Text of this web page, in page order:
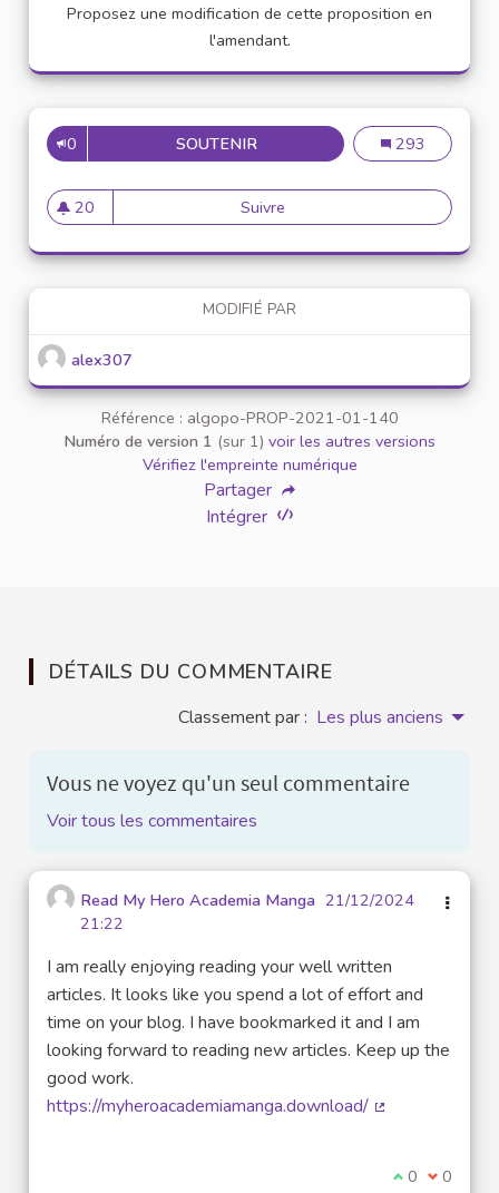
Proposez une modification de cette proposition en
l'amendant.
0 SOUTENIRMISE EN PLACE DEMise en place
293
20
20 abonnés
Suivre Mise en place de référents
MODIFIÉ PAR
alex307
Référence : algopo-PROP-2021-01-140
Numéro de version 1 (sur 1) voir les autres versions
Vérifiez l'empreinte numérique
Partager
Intégrer
DÉTAILS DU COMMENTAIRE
Classement par : Les plus anciens
Vous ne voyez qu'un seul commentaire
Voir tous les commentaires
Read My Hero Academia Manga 21/12/2024
21:22
I am really enjoying reading your well written
articles. It looks like you spend a lot of effort and
time on your blog. I have bookmarked it and I am
looking forward to reading new articles. Keep up the
good work.
https://myheroacademiamanga.download/
Je suis
0 Je ne
0